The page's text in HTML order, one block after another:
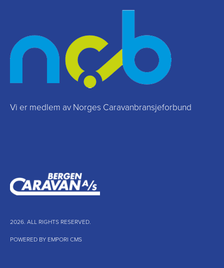
Vi er medlem av Norges Caravanbransjeforbund
2026. ALL RIGHTS RESERVED.
POWERED BY EMPORI CMS